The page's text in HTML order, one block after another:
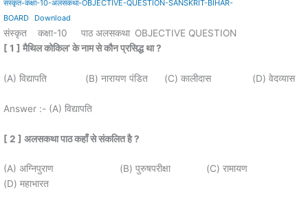
संस्कृत-कक्षा-10-अलसकथा-OBJECTIVE-QUESTION-SANSKRIT-BIHAR-
BOARD
Download
संस्कृत कक्षा-10 पाठ अलसकथा OBJECTIVE QUESTION
[ 1 ] मैथिल कोकिल’के नाम से कौन प्रसिद्ध था?
(A) विद्यापति (B) नारायण पंडित (C) कालीदास (D) वेदव्यास
Answer :- (A) विद्यापति
[ 2 ] अलसकथा पाठ कहाँ से संकलित है?
(A) अग्निपुराण (B) पुरुषपरीक्षा (C) रामायण
(D) महाभारत